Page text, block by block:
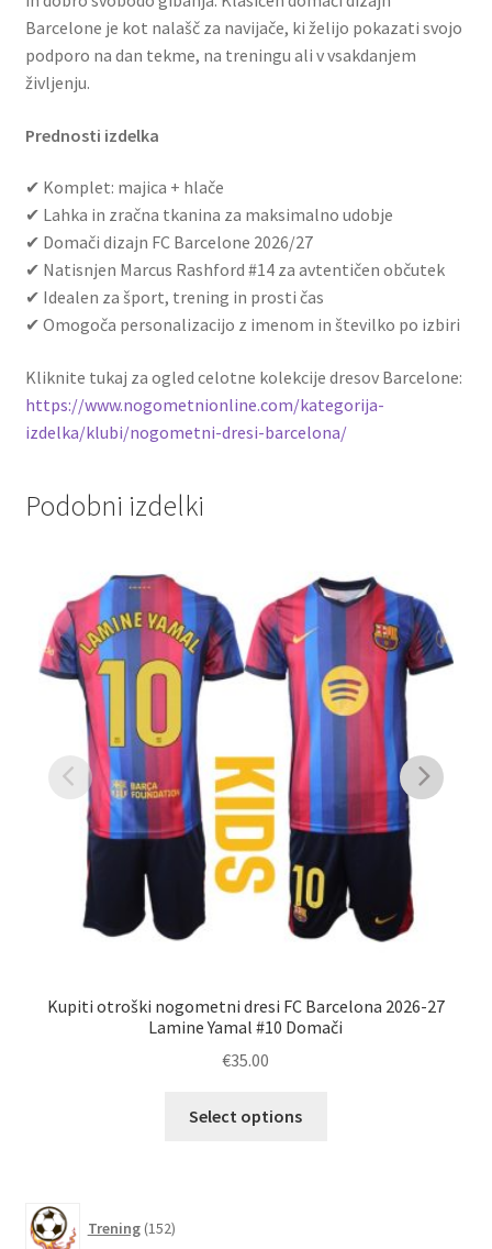
Barcelone je kot nalašč za navijače, ki želijo pokazati svojo
podporo na dan tekme, na treningu ali v vsakdanjem
življenju.
Prednosti izdelka
✔ Komplet: majica + hlače
✔ Lahka in zračna tkanina za maksimalno udobje
✔ Domači dizajn FC Barcelone 2026/27
✔ Natisnjen Marcus Rashford #14 za avtentičen občutek
✔ Idealen za šport, trening in prosti čas
✔ Omogoča personalizacijo z imenom in številko po izbiri
Kliknite tukaj za ogled celotne kolekcije dresov Barcelone:
https://www.nogometnionline.com/kategorija-
izdelka/klubi/nogometni-dresi-barcelona/
Podobni izdelki
Kupiti otroški nogometni dresi FC Barcelona 2026-27
Lamine Yamal #10 Domači
€35.00
Select options
Trening 152izdelkov